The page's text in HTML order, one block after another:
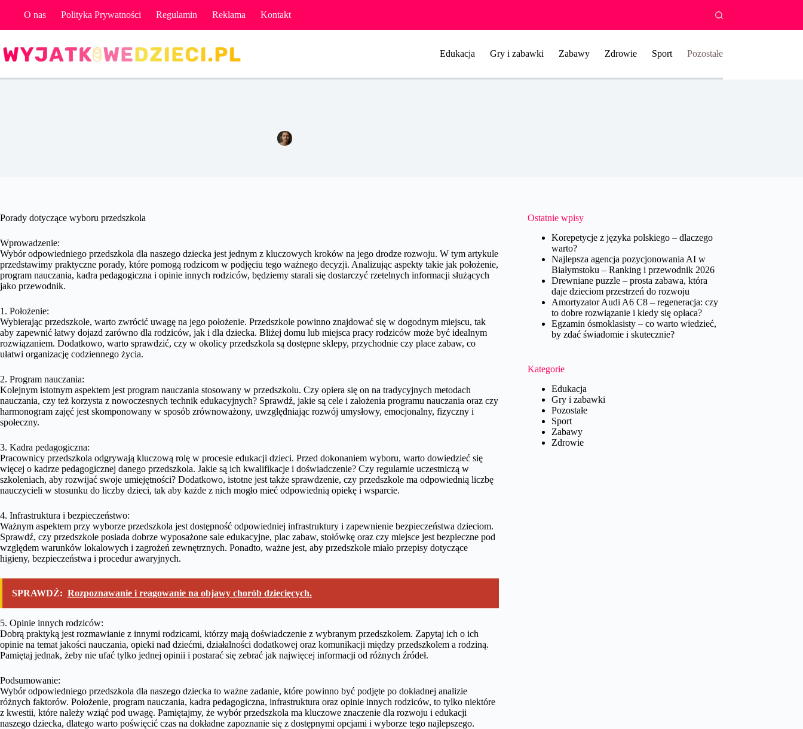
O nas Polityka Prywatności Regulamin Reklama Kontakt
Edukacja Gry i zabawki Zabawy Zdrowie Sport Pozostałe
Porady dotyczące wyboru przedszkola
Wprowadzenie:
Wybór odpowiedniego przedszkola dla naszego dziecka jest jednym z kluczowych kroków na jego drodze rozwoju. W tym artykule
przedstawimy praktyczne porady, które pomogą rodzicom w podjęciu tego ważnego decyzji. Analizując aspekty takie jak położenie,
program nauczania, kadra pedagogiczna i opinie innych rodziców, będziemy starali się dostarczyć rzetelnych informacji służących
jako przewodnik.
1. Położenie:
Wybierając przedszkole, warto zwrócić uwagę na jego położenie. Przedszkole powinno znajdować się w dogodnym miejscu, tak
aby zapewnić łatwy dojazd zarówno dla rodziców, jak i dla dziecka. Bliżej domu lub miejsca pracy rodziców może być idealnym
rozwiązaniem. Dodatkowo, warto sprawdzić, czy w okolicy przedszkola są dostępne sklepy, przychodnie czy place zabaw, co
ułatwi organizację codziennego życia.
2. Program nauczania:
Kolejnym istotnym aspektem jest program nauczania stosowany w przedszkolu. Czy opiera się on na tradycyjnych metodach
nauczania, czy też korzysta z nowoczesnych technik edukacyjnych? Sprawdź, jakie są cele i założenia programu nauczania oraz czy
harmonogram zajęć jest skomponowany w sposób zrównoważony, uwzględniając rozwój umysłowy, emocjonalny, fizyczny i
społeczny.
3. Kadra pedagogiczna:
Pracownicy przedszkola odgrywają kluczową rolę w procesie edukacji dzieci. Przed dokonaniem wyboru, warto dowiedzieć się
więcej o kadrze pedagogicznej danego przedszkola. Jakie są ich kwalifikacje i doświadczenie? Czy regularnie uczestniczą w
szkoleniach, aby rozwijać swoje umiejętności? Dodatkowo, istotne jest także sprawdzenie, czy przedszkole ma odpowiednią liczbę
nauczycieli w stosunku do liczby dzieci, tak aby każde z nich mogło mieć odpowiednią opiekę i wsparcie.
4. Infrastruktura i bezpieczeństwo:
Ważnym aspektem przy wyborze przedszkola jest dostępność odpowiedniej infrastruktury i zapewnienie bezpieczeństwa dzieciom.
Sprawdź, czy przedszkole posiada dobrze wyposażone sale edukacyjne, plac zabaw, stołówkę oraz czy miejsce jest bezpieczne pod
względem warunków lokalowych i zagrożeń zewnętrznych. Ponadto, ważne jest, aby przedszkole miało przepisy dotyczące
higieny, bezpieczeństwa i procedur awaryjnych.
SPRAWDŹ: Rozpoznawanie i reagowanie na objawy chorób dziecięcych.
5. Opinie innych rodziców:
Dobrą praktyką jest rozmawianie z innymi rodzicami, którzy mają doświadczenie z wybranym przedszkolem. Zapytaj ich o ich
opinie na temat jakości nauczania, opieki nad dziećmi, działalności dodatkowej oraz komunikacji między przedszkolem a rodziną.
Pamiętaj jednak, żeby nie ufać tylko jednej opinii i postarać się zebrać jak najwięcej informacji od różnych źródeł.
Podsumowanie:
Wybór odpowiedniego przedszkola dla naszego dziecka to ważne zadanie, które powinno być podjęte po dokładnej analizie
różnych faktorów. Położenie, program nauczania, kadra pedagogiczna, infrastruktura oraz opinie innych rodziców, to tylko niektóre
z kwestii, które należy wziąć pod uwagę. Pamiętajmy, że wybór przedszkola ma kluczowe znaczenie dla rozwoju i edukacji
naszego dziecka, dlatego warto poświęcić czas na dokładne zapoznanie się z dostępnymi opcjami i wyborze tego najlepszego.
Ostatnie wpisy
Korepetycje z języka polskiego – dlaczego
warto?
Najlepsza agencja pozycjonowania AI w
Białymstoku – Ranking i przewodnik 2026
Drewniane puzzle – prosta zabawa, która
daje dzieciom przestrzeń do rozwoju
Amortyzator Audi A6 C8 – regeneracja: czy
to dobre rozwiązanie i kiedy się opłaca?
Egzamin ósmoklasisty – co warto wiedzieć,
by zdać świadomie i skutecznie?
Kategorie
Edukacja
Gry i zabawki
Pozostałe
Sport
Zabawy
Zdrowie